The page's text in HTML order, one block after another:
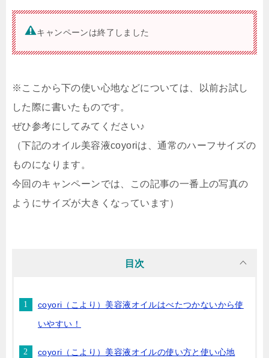
キャンペーンは終了しました
※ここから下の使い心地などについては、以前お試し
した際に書いたものです。
ぜひ参考にしてみてください♪
（下記のオイル美容液coyoriは、通常のハーフサイズの
ものになります。
今回のキャンペーンでは、この記事の一番上の写真の
ようにサイズが大きくなっています）
目次
coyori（こより）美容液オイルはべたつかないから使
いやすい！
coyori（こより）美容液オイルの使い方と使い心地